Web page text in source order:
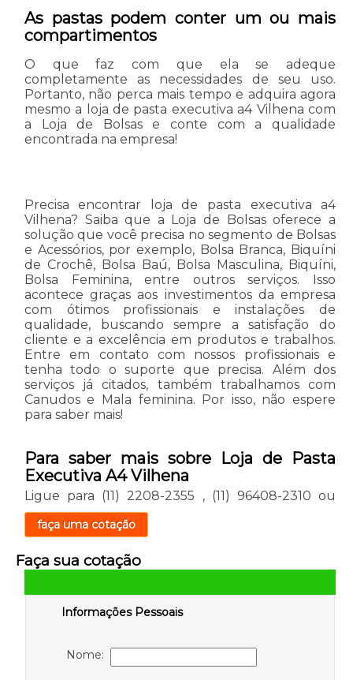
As pastas podem conter um ou mais
compartimentos
O que faz com que ela se adeque
completamente as necessidades de seu uso.
Portanto, não perca mais tempo e adquira agora
mesmo a loja de pasta executiva a4 Vilhena com
a Loja de Bolsas e conte com a qualidade
encontrada na empresa!
Precisa encontrar loja de pasta executiva a4
Vilhena? Saiba que a Loja de Bolsas oferece a
solução que você precisa no segmento de Bolsas
e Acessórios, por exemplo, Bolsa Branca, Biquíni
de Crochê, Bolsa Baú, Bolsa Masculina, Biquíni,
Bolsa Feminina, entre outros serviços. Isso
acontece graças aos investimentos da empresa
com ótimos profissionais e instalações de
qualidade, buscando sempre a satisfação do
cliente e a excelência em produtos e trabalhos.
Entre em contato com nossos profissionais e
tenha todo o suporte que precisa. Além dos
serviços já citados, também trabalhamos com
Canudos e Mala feminina. Por isso, não espere
para saber mais!
Para saber mais sobre Loja de Pasta
Executiva A4 Vilhena
Ligue para (11) 2208-2355 , (11) 96408-2310 ou
faça uma cotação
Faça sua cotação
Informações Pessoais
Nome: